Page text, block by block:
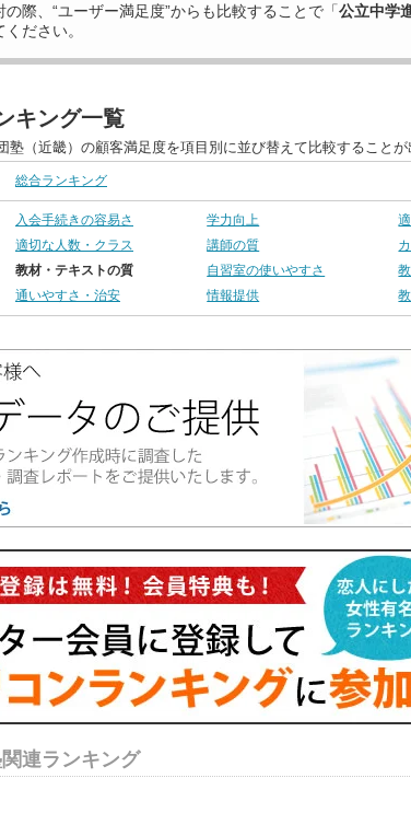
の際、“ユーザー満足度”からも比較することで「公立中学
ださい。
キング一覧
塾（近畿）の顧客満足度を項目別に並び替えて比較することが
総合ランキング
入会手続きの容易さ 学力向上
適切な人数・クラス
講師の質
教材・テキストの質
自習室の使いやすさ
通いやすさ・治安
情報提供
連ランキング